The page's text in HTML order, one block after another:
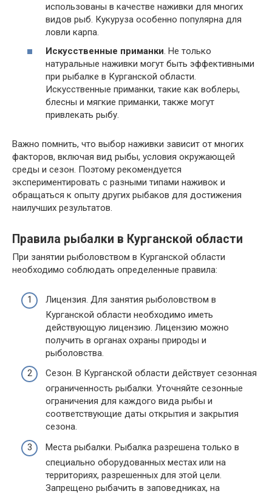
использованы в качестве наживки для многих
видов рыб. Кукуруза особенно популярна для
ловли карпа.
Искусственные приманки. Не только
натуральные наживки могут быть эффективными
при рыбалке в Курганской области.
Искусственные приманки, такие как воблеры,
блесны и мягкие приманки, также могут
привлекать рыбу.
Важно помнить, что выбор наживки зависит от многих
факторов, включая вид рыбы, условия окружающей
среды и сезон. Поэтому рекомендуется
экспериментировать с разными типами наживок и
обращаться к опыту других рыбаков для достижения
наилучших результатов.
Правила рыбалки в Курганской области
При занятии рыболовством в Курганской области
необходимо соблюдать определенные правила:
Лицензия. Для занятия рыболовством в
Курганской области необходимо иметь
действующую лицензию. Лицензию можно
получить в органах охраны природы и
рыболовства.
Сезон. В Курганской области действует сезонная
ограниченность рыбалки. Уточняйте сезонные
ограничения для каждого вида рыбы и
соответствующие даты открытия и закрытия
сезона.
Места рыбалки. Рыбалка разрешена только в
специально оборудованных местах или на
территориях, разрешенных для этой цели.
Запрещено рыбачить в заповедниках, на